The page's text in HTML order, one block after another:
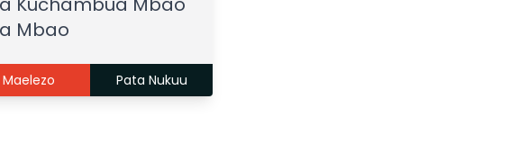
Mbao
Maelezo Pata Nukuu